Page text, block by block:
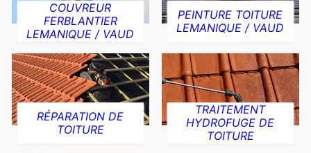
COUVREUR
FERBLANTIER
LEMANIQUE / VAUD
PEINTURE TOITURE
LEMANIQUE / VAUD
RÉPARATION DE
TOITURE
TRAITEMENT
HYDROFUGE DE
TOITURE